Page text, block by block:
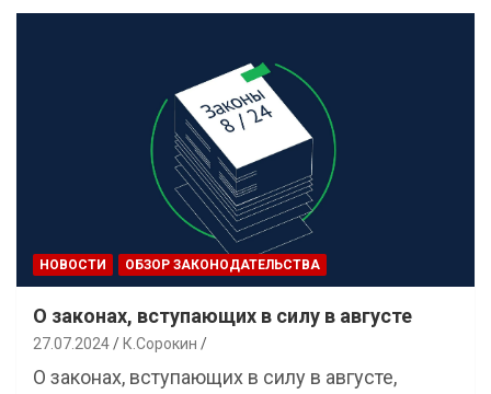
НОВОСТИ ОБЗОР ЗАКОНОДАТЕЛЬСТВА
О законах, вступающих в силу в августе
27.07.2024 К.Сорокин
О законах, вступающих в силу в августе,